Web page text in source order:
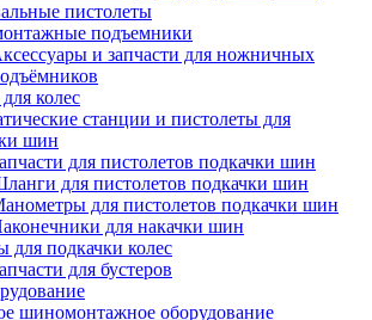
пистолеты
подъемники
и запчасти для ножничных
колес
станции и пистолеты для
шин
для пистолетов подкачки шин
для пистолетов подкачки шин
для пистолетов подкачки шин
для накачки шин
для подкачки колес
для бустеров
шиномонтажное оборудование